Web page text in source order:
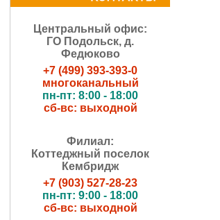
Центральный офис:
ГО Подольск, д.
Федюково
+7 (499) 393-393-0
многоканальный
пн-пт: 8:00 - 18:00
сб-вс: выходной
Филиал:
Коттеджный поселок
Кембридж
+7 (903) 527-28-23
пн-пт: 9:00 - 18:00
сб-вс: выходной